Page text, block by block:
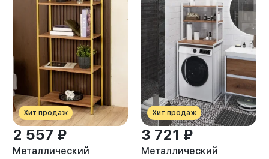
Хит продаж
2 557 ₽
Металлический
Хит продаж
3 721 ₽
Металлический